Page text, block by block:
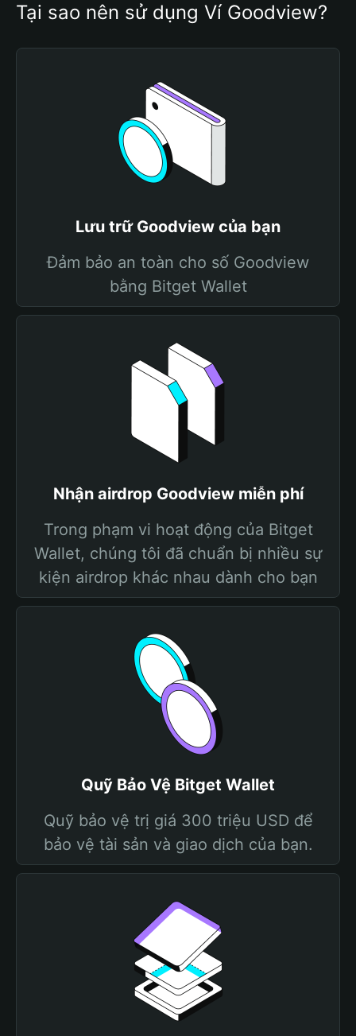
Tại sao nên sử dụng Ví Goodview?
Lưu trữ Goodview của bạn
Đảm bảo an toàn cho số Goodview
bằng Bitget Wallet
Nhận airdrop Goodview miễn phí
Trong phạm vi hoạt động của Bitget
Wallet, chúng tôi đã chuẩn bị nhiều sự
kiện airdrop khác nhau dành cho bạn
Quỹ Bảo Vệ Bitget Wallet
Quỹ bảo vệ trị giá 300 triệu USD để
bảo vệ tài sản và giao dịch của bạn.